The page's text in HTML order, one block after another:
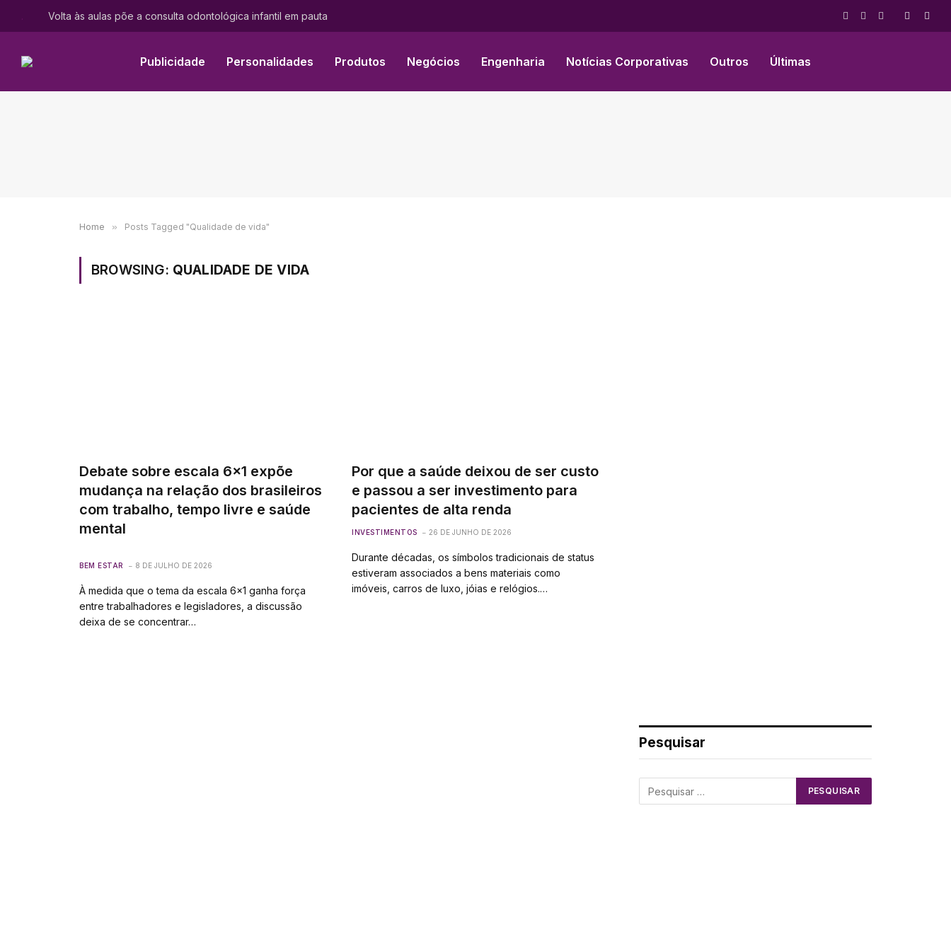
. Volta às aulas põe a consulta odontológica infantil em pauta
Facebook
X
Instagram
Publicidade Personalidades Produtos Negócios Engenharia Notícias Corporativas Outros Últimas
Home » Posts Tagged "Qualidade de vida"
BROWSING: QUALIDADE DE VIDA
Debate sobre escala 6×1 expõe
mudança na relação dos brasileiros
com trabalho, tempo livre e saúde
mental
BEM ESTAR 8 DE JULHO DE 2026
À medida que o tema da escala 6×1 ganha força
entre trabalhadores e legisladores, a discussão
deixa de se concentrar…
Por que a saúde deixou de ser custo
e passou a ser investimento para
pacientes de alta renda
INVESTIMENTOS 26 DE JUNHO DE 2026
Durante décadas, os símbolos tradicionais de status
estiveram associados a bens materiais como
imóveis, carros de luxo, jóias e relógios.…
Pesquisar